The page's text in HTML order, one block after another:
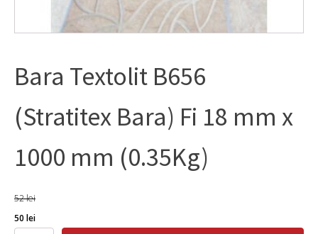
Bara Textolit B656
(Stratitex Bara) Fi 18 mm x
1000 mm (0.35Kg)
52lei
Prețul
50 leiPrețul